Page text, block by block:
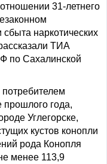
31-летнего
наркотических
ТИА
по Сахалинской
потребителем
прошлого года,
Углегорске,
кустов конопли
рода Конопля
менее 113,9